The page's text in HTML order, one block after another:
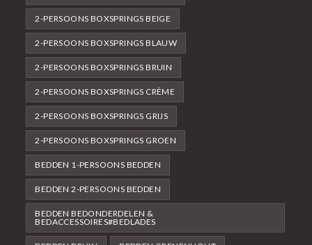
2-PERSOONS BOXSPRINGS BEIGE
2-PERSOONS BOXSPRINGS BLAUW
2-PERSOONS BOXSPRINGS BRUIN
2-PERSOONS BOXSPRINGS CRÈME
2-PERSOONS BOXSPRINGS GRIJS
2-PERSOONS BOXSPRINGS GROEN
BEDDEN 1-PERSOONS BEDDEN
BEDDEN 2-PERSOONS BEDDEN
BEDDEN BEDONDERDELEN &
BEDACCESSOIRES#BEDLADES